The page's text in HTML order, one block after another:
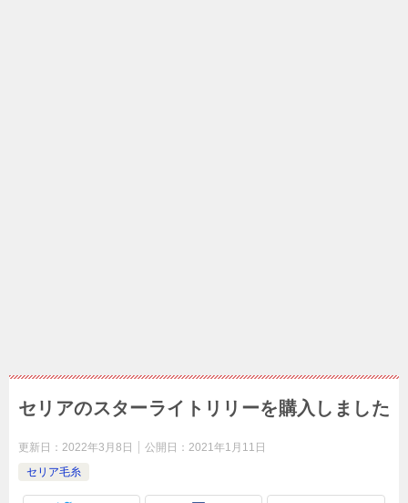
セリアのスターライトリリーを購入しました
更新日： 2022年3月8日 公開日： 2021年1月11日
セリア毛糸